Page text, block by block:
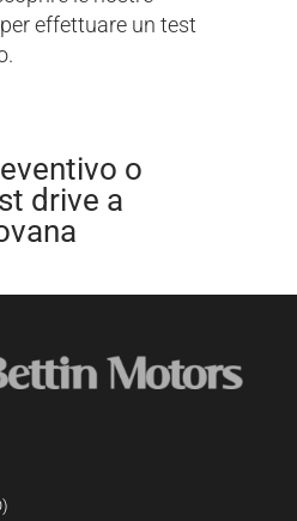
effettuare un test
o
drive a